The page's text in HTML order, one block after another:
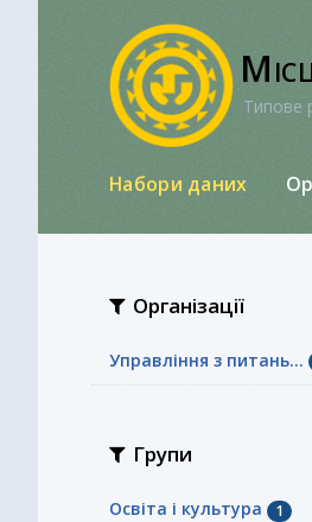
Типове
Набори даних
Організації
Управління з питань...
Групи
Освіта і культура 1